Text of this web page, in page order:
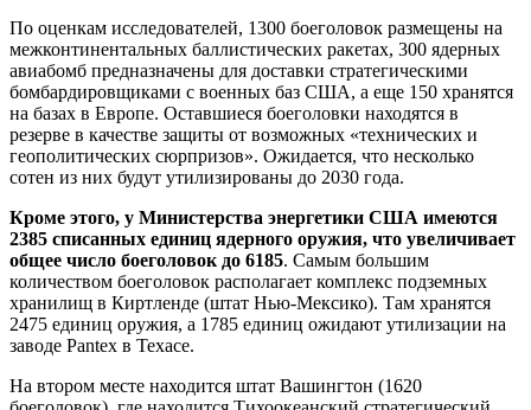
По оценкам исследователей, 1300 боеголовок размещены на
межконтинентальных баллистических ракетах, 300 ядерных
авиабомб предназначены для доставки стратегическими
бомбардировщиками с военных баз США, а еще 150 хранятся
на базах в Европе. Оставшиеся боеголовки находятся в
резерве в качестве защиты от возможных «технических и
геополитических сюрпризов». Ожидается, что несколько
сотен из них будут утилизированы до 2030 года.
Кроме этого, у Министерства энергетики США имеются
2385 списанных единиц ядерного оружия, что увеличивает
общее число боеголовок до 6185. Самым большим
количеством боеголовок располагает комплекс подземных
хранилищ в Киртленде (штат Нью-Мексико). Там хранятся
2475 единиц оружия, а 1785 единиц ожидают утилизации на
заводе Pantex в Техасе.
На втором месте находится штат Вашингтон (1620